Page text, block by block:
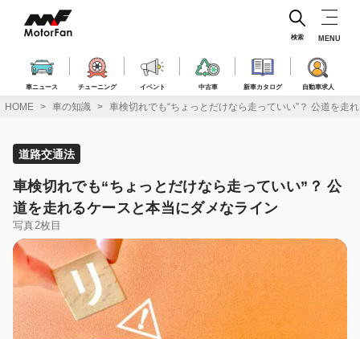
ス
車ニュース チューニング イベント 中古車 新車カタログ 自動車求人
検索 MENU
HOME 車の知識 車検切れでも“ちょっとだけなら走っていい”？ 公道を走
道路交通法
車検切れでも“ちょっとだけなら走っていい”？ 公
道を走れるケースと本当にダメなライン
写真2枚目